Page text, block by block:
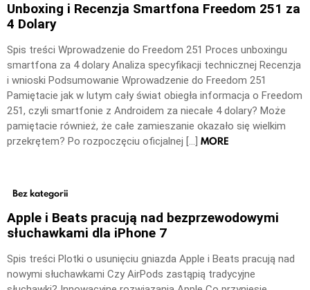
Unboxing i Recenzja Smartfona Freedom 251 za
4 Dolary
Spis treści Wprowadzenie do Freedom 251 Proces unboxingu
smartfona za 4 dolary Analiza specyfikacji technicznej Recenzja
i wnioski Podsumowanie Wprowadzenie do Freedom 251
Pamiętacie jak w lutym cały świat obiegła informacja o Freedom
251, czyli smartfonie z Androidem za niecałe 4 dolary? Może
pamiętacie również, że całe zamieszanie okazało się wielkim
przekrętem? Po rozpoczęciu oficjalnej […] MORE
Bez kategorii
Apple i Beats pracują nad bezprzewodowymi
słuchawkami dla iPhone 7
Spis treści Plotki o usunięciu gniazda Apple i Beats pracują nad
nowymi słuchawkami Czy AirPods zastąpią tradycyjne